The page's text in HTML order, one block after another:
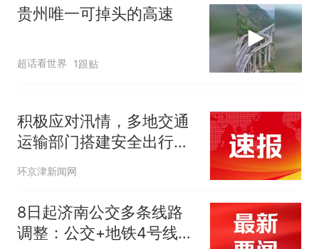
贵州唯一可掉头的高速
超话看世界 1跟贴
积极应对汛情，多地交通
运输部门搭建安全出行防
线
环京津新闻网
8日起济南公交多条线路
调整：公交+地铁4号线接